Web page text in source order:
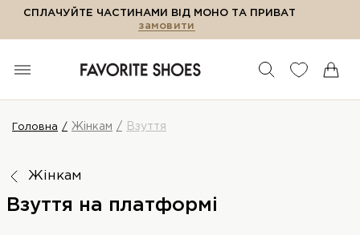
СПЛАЧУЙТЕ ЧАСТИНАМИ ВІД МОНО ТА ПРИВАТ
замовити
Головна Жінкам Взуття
Жінкам
Взуття на платформі